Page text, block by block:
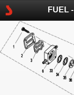
FUEL -